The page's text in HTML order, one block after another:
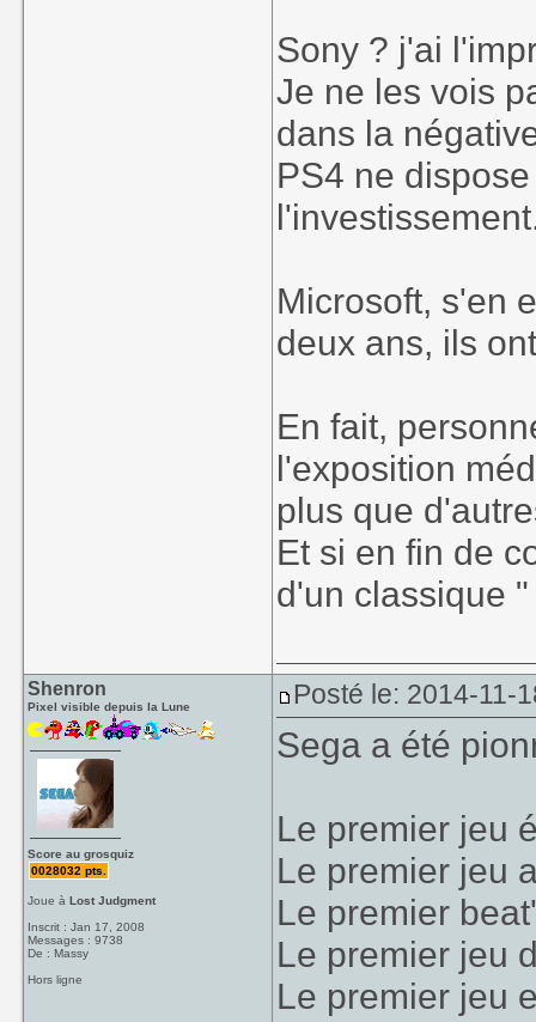
Sony ? j'ai
Je ne les vois
dans la
PS4 ne
Microsoft, s'en
deux ans, ils
En fait,
l'exposition
plus que
Et si en fin de
d'un classique
Shenron
Pixel visible depuis la Lune
Score au grosquiz
0028032 pts.
Joue àLost Judgment
Inscrit : Jan 17, 2008
Messages : 9738
De : Massy
Hors ligne
Posté le: 2014-11-
Sega a été
Le premier jeu
Le premier jeu
Le premier
Le premier jeu
Le premier jeu